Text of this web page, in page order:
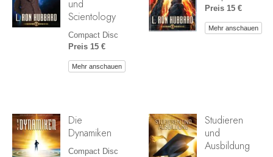
und
Scientology
Compact Disc
Preis 15 €
Mehr anschauen
Preis 15 €
Mehr anschauen
Die
Dynamiken
Compact Disc
Studieren
und
Ausbildung